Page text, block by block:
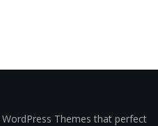
Themes that perfect